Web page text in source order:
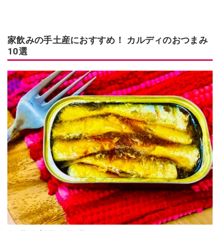
家飲みの手土産におすすめ！ カルディのおつまみ
10選